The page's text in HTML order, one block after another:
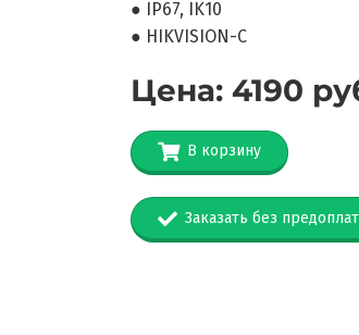
● IP67, IK10
● HIKVISION-C
Цена: 4190
В корзину
Заказать без